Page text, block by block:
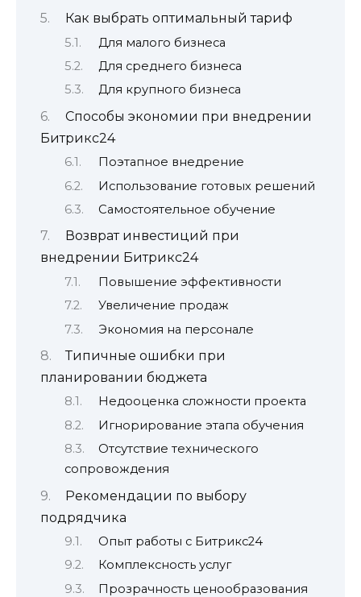
Как выбрать оптимальный тариф
Для малого бизнеса
Для среднего бизнеса
Для крупного бизнеса
Способы экономии при внедрении
Битрикс24
Поэтапное внедрение
Использование готовых решений
Самостоятельное обучение
Возврат инвестиций при
внедрении Битрикс24
Повышение эффективности
Увеличение продаж
Экономия на персонале
Типичные ошибки при
планировании бюджета
Недооценка сложности проекта
Игнорирование этапа обучения
Отсутствие технического
сопровождения
Рекомендации по выбору
подрядчика
Опыт работы с Битрикс24
Комплексность услуг
Прозрачность ценообразования